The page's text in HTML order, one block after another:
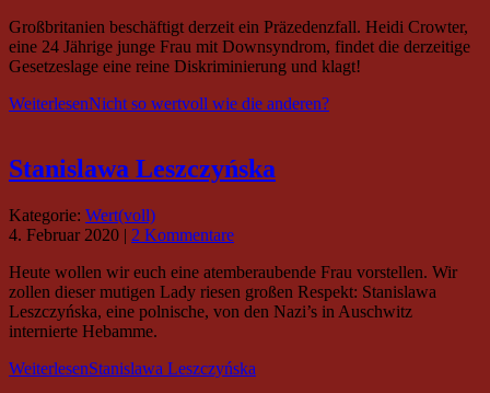
Großbritanien beschäftigt derzeit ein Präzedenzfall. Heidi Crowter,
eine 24 Jährige junge Frau mit Downsyndrom, findet die derzeitige
Gesetzeslage eine reine Diskriminierung und klagt!
WeiterlesenNicht so wertvoll wie die anderen?
Stanislawa Leszczyńska
Kategorie: Wert(voll)
4. Februar 2020 | 2 Kommentare
Heute wollen wir euch eine atemberaubende Frau vorstellen. Wir
zollen dieser mutigen Lady riesen großen Respekt: Stanislawa
Leszczyńska, eine polnische, von den Nazi’s in Auschwitz
internierte Hebamme.
WeiterlesenStanislawa Leszczyńska